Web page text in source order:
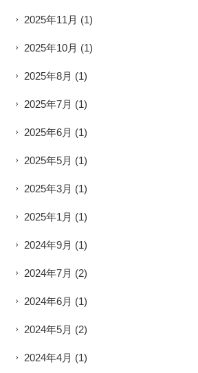
2025年11月 (1)
2025年10月 (1)
2025年8月 (1)
2025年7月 (1)
2025年6月 (1)
2025年5月 (1)
2025年3月 (1)
2025年1月 (1)
2024年9月 (1)
2024年7月 (2)
2024年6月 (1)
2024年5月 (2)
2024年4月 (1)